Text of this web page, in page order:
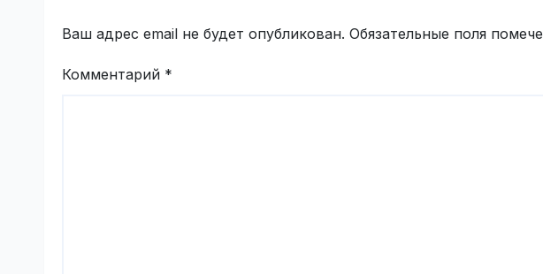
Ваш адрес email не будет опубликован. Обязательные поля
Комментарий *